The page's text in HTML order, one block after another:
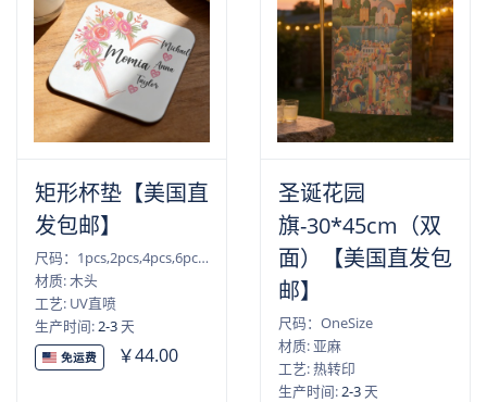
矩形杯垫【美国直
发包邮】
尺码：1pcs,2pcs,4pcs,6pcs,10pcs
材质: 木头
工艺: UV直喷
生产时间:2-3天
免运费 ￥44.00
圣诞花园
旗-30*45cm（双
面）【美国直发包
邮】
尺码：OneSize
材质: 亚麻
工艺: 热转印
生产时间:2-3天